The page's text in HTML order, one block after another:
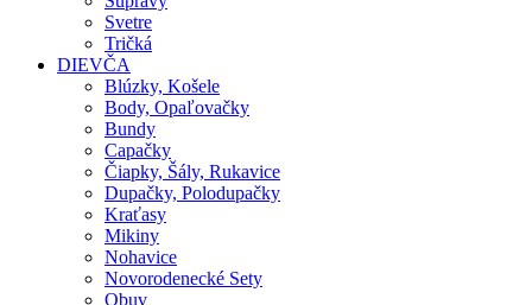
Svetre
Tričká
DIEVČA
Blúzky, Košele
Body, Opaľovačky
Bundy
Capačky
Čiapky, Šály, Rukavice
Dupačky, Polodupačky
Kraťasy
Mikiny
Nohavice
Novorodenecké Sety
Obuv